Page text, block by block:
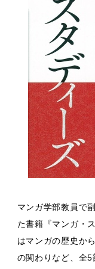
マンガ学部教員で
た書籍『マンガ・
はマンガの歴史か
の関わりなど、全5